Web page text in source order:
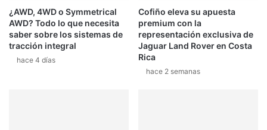
¿AWD, 4WD o Symmetrical
AWD? Todo lo que necesita
saber sobre los sistemas de
tracción integral
hace 4 días
Cofiño eleva su apuesta
premium con la
representación exclusiva de
Jaguar Land Rover en Costa
Rica
hace 2 semanas